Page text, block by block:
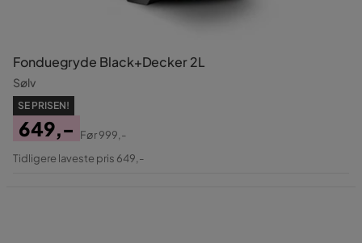
Fonduegryde Black+Decker 2L
Sølv
SE PRISEN!
Pris
649,-
Original
Før999,-
Tidligere laveste pris 649,-